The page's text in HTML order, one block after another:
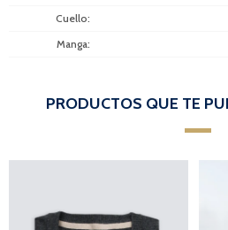
Cuello
Manga
PRODUCTOS QUE TE